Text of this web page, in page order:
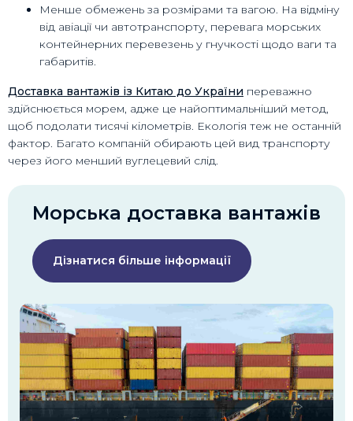
Менше обмежень за розмірами та вагою. На відміну
від авіації чи автотранспорту, перевага морських
контейнерних перевезень у гнучкості щодо ваги та
габаритів.
Доставка вантажів із Китаю до України переважно
здійснюється морем, адже це найоптимальніший метод,
щоб подолати тисячі кілометрів. Екологія теж не останній
фактор. Багато компаній обирають цей вид транспорту
через його менший вуглецевий слід.
Морська доставка вантажів
Дізнатися більше інформації